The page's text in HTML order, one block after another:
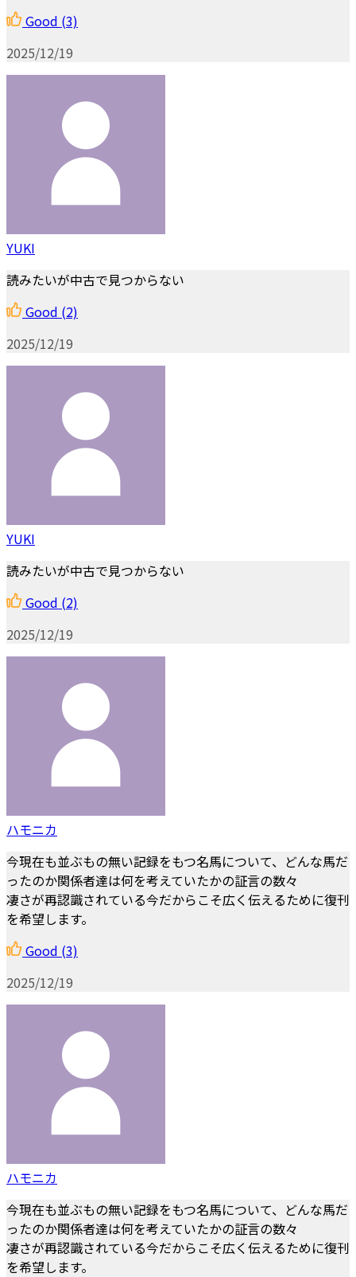
Good (3)
2025/12/19
YUKI
読みたいが中古で見つからない
Good (2)
2025/12/19
YUKI
読みたいが中古で見つからない
Good (2)
2025/12/19
ハモニカ
今現在も並ぶもの無い記録をもつ名馬について、どんな馬だ
ったのか関係者達は何を考えていたかの証言の数々
凄さが再認識されている今だからこそ広く伝えるために復刊
を希望します。
Good (3)
2025/12/19
ハモニカ
今現在も並ぶもの無い記録をもつ名馬について、どんな馬だ
ったのか関係者達は何を考えていたかの証言の数々
凄さが再認識されている今だからこそ広く伝えるために復刊
を希望します。